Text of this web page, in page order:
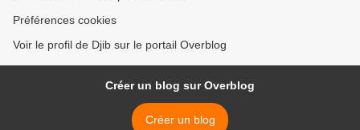
Préférences cookies
Voir le profil de Djib sur le portail Overblog
Créer un blog sur Overblog
Créer un blog